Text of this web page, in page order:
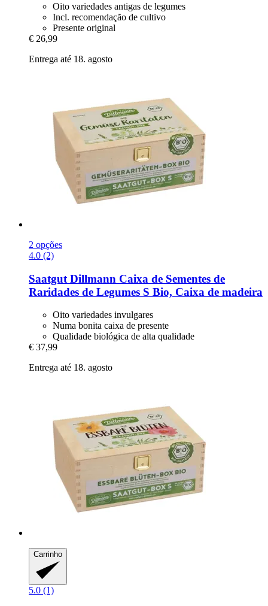
Oito variedades antigas de legumes
Incl. recomendação de cultivo
Presente original
€ 26,99
Entrega até 18. agosto
2 opções
4.0 (2)
Saatgut Dillmann Caixa de Sementes de
Raridades de Legumes S Bio, Caixa de madeira
Oito variedades invulgares
Numa bonita caixa de presente
Qualidade biológica de alta qualidade
€ 37,99
Entrega até 18. agosto
Carrinho
5.0 (1)